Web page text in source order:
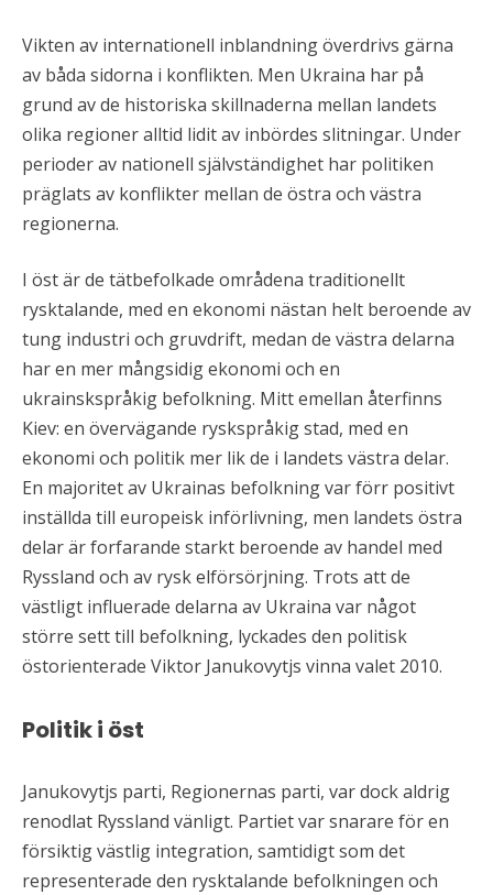
Vikten av internationell inblandning överdrivs gärna
av båda sidorna i konflikten. Men Ukraina har på
grund av de historiska skillnaderna mellan landets
olika regioner alltid lidit av inbördes slitningar. Under
perioder av nationell självständighet har politiken
präglats av konflikter mellan de östra och västra
regionerna.
I öst är de tätbefolkade områdena traditionellt
rysktalande, med en ekonomi nästan helt beroende av
tung industri och gruvdrift, medan de västra delarna
har en mer mångsidig ekonomi och en
ukrainskspråkig befolkning. Mitt emellan återfinns
Kiev: en övervägande ryskspråkig stad, med en
ekonomi och politik mer lik de i landets västra delar.
En majoritet av Ukrainas befolkning var förr positivt
inställda till europeisk införlivning, men landets östra
delar är forfarande starkt beroende av handel med
Ryssland och av rysk elförsörjning. Trots att de
västligt influerade delarna av Ukraina var något
större sett till befolkning, lyckades den politisk
östorienterade Viktor Janukovytjs vinna valet 2010.
Politik i öst
Janukovytjs parti, Regionernas parti, var dock aldrig
renodlat Ryssland vänligt. Partiet var snarare för en
försiktig västlig integration, samtidigt som det
representerade den rysktalande befolkningen och